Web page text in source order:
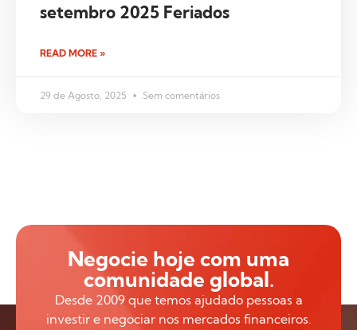
setembro 2025 Feriados
READ MORE »
29 de Agosto, 2025 Sem comentários
Negocie hoje com uma
comunidade global.
Desde 2009 que temos ajudado pessoas a
investir e negociar nos mercados financeiros.